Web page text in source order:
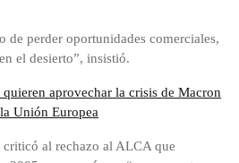
de perder oportunidades comerciales,
el desierto”, insistió.
aprovechar la crisis de Macron
Unión Europea
al rechazo al ALCA que